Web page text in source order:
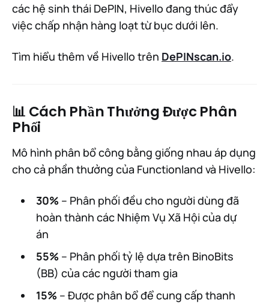
các hệ sinh thái DePIN, Hivello đang thúc đẩy
việc chấp nhận hàng loạt từ bục dưới lên.
Tìm hiểu thêm về Hivello trên DePINscan.io.
📊 Cách Phần Thưởng Được Phân
Phối
Mô hình phân bổ công bằng giống nhau áp dụng
cho cả phần thưởng của Functionland và Hivello:
30% – Phân phối đều cho người dùng đã
hoàn thành các Nhiệm Vụ Xã Hội của dự
án
55% – Phân phối tỷ lệ dựa trên BinoBits
(BB) của các người tham gia
15% – Được phân bổ để cung cấp thanh